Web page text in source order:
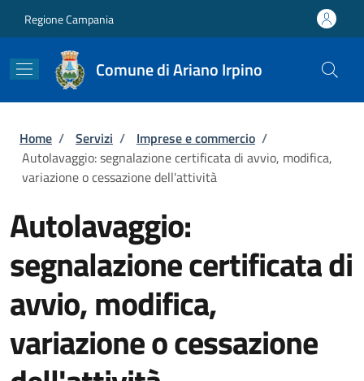
Regione Campania
Comune di Ariano Irpino
Briciole di pane
Home / Servizi / Imprese e commercio /
Autolavaggio: segnalazione certificata di avvio, modifica,
variazione o cessazione dell'attività
Autolavaggio:
segnalazione certificata di
avvio, modifica,
variazione o cessazione